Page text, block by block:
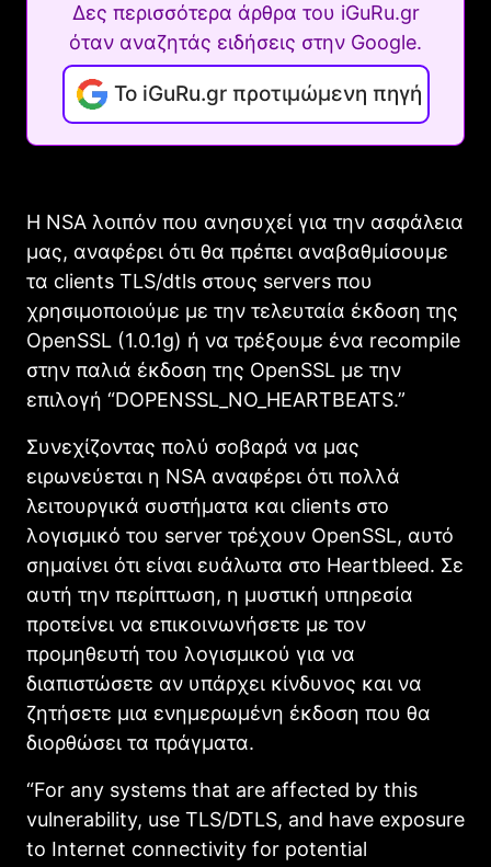
Δες περισσότερα άρθρα του iGuRu.gr
όταν αναζητάς ειδήσεις στην Google.
Το iGuRu.gr προτιμώμενη πηγή
Η NSΑ λοιπόν που ανησυχεί για την ασφάλεια
μας, αναφέρει ότι θα πρέπει αναβαθμίσουμε
τα clients TLS/dtls στους servers που
χρησιμοποιούμε με την τελευταία έκδοση της
OpenSSL (1.0.1g) ή να τρέξουμε ένα recompile
στην παλιά έκδοση της OpenSSL με την
επιλογή “DOPENSSL_NO_HEARTBEATS.”
Συνεχίζοντας πολύ σοβαρά να μας
ειρωνεύεται η NSΑ αναφέρει ότι πολλά
λειτουργικά συστήματα και clients στο
λογισμικό του server τρέχουν OpenSSL, αυτό
σημαίνει ότι είναι ευάλωτα στο Heartbleed. Σε
αυτή την περίπτωση, η μυστική υπηρεσία
προτείνει να επικοινωνήσετε με τον
προμηθευτή του λογισμικού για να
διαπιστώσετε αν υπάρχει κίνδυνος και να
ζητήσετε μια ενημερωμένη έκδοση που θα
διορθώσει τα πράγματα.
“For any systems that are affected by this
vulnerability, use TLS/DTLS, and have exposure
to Internet connectivity for potential